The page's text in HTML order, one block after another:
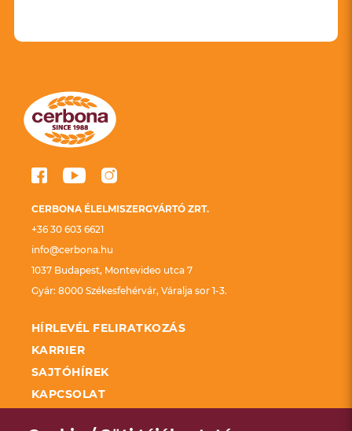
CERBONA ÉLELMISZERGYÁRTÓ ZRT.
+36 30 603 6621
info@cerbona.hu
1037 Budapest, Montevideo utca 7
Gyár: 8000 Székesfehérvár, Váralja sor 1-3.
HÍRLEVÉL FELIRATKOZÁS
KARRIER
SAJTÓHÍREK
KAPCSOLAT